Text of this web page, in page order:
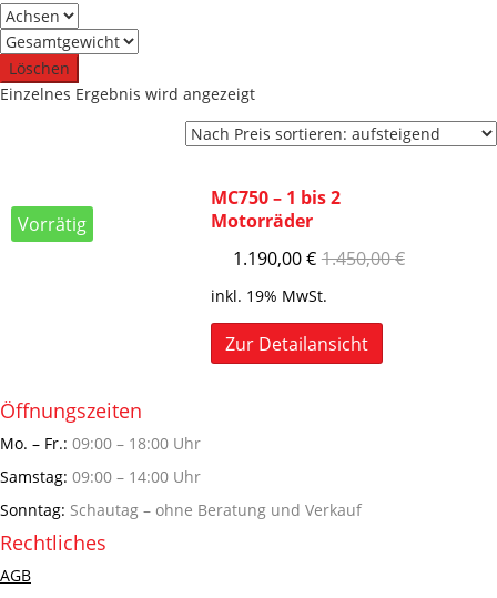
Löschen
Einzelnes Ergebnis wird angezeigt
Vorrätig
MC750 – 1 bis 2
Motorräder
1.190,00€ 1.450,00€
inkl. 19% MwSt.
Zur Detailansicht
Öffnungszeiten
Mo. – Fr.: 09:00 – 18:00 Uhr
Samstag: 09:00 – 14:00 Uhr
Sonntag: Schautag – ohne Beratung und Verkauf
Rechtliches
AGB